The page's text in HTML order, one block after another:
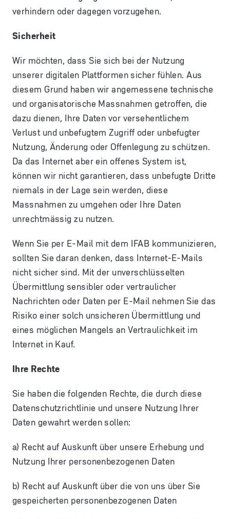
verhindern oder dagegen vorzugehen.
Sicherheit
Wir möchten, dass Sie sich bei der Nutzung
unserer digitalen Plattformen sicher fühlen. Aus
diesem Grund haben wir angemessene technische
und organisatorische Massnahmen getroffen, die
dazu dienen, Ihre Daten vor versehentlichem
Verlust und unbefugtem Zugriff oder unbefugter
Nutzung, Änderung oder Offenlegung zu schützen.
Da das Internet aber ein offenes System ist,
können wir nicht garantieren, dass unbefugte Dritte
niemals in der Lage sein werden, diese
Massnahmen zu umgehen oder Ihre Daten
unrechtmässig zu nutzen.
Wenn Sie per E-Mail mit dem IFAB kommunizieren,
sollten Sie daran denken, dass Internet-E-Mails
nicht sicher sind. Mit der unverschlüsselten
Übermittlung sensibler oder vertraulicher
Nachrichten oder Daten per E-Mail nehmen Sie das
Risiko einer solch unsicheren Übermittlung und
eines möglichen Mangels an Vertraulichkeit im
Internet in Kauf.
Ihre Rechte
Sie haben die folgenden Rechte, die durch diese
Datenschutzrichtlinie und unsere Nutzung Ihrer
Daten gewahrt werden sollen:
a) Recht auf Auskunft über unsere Erhebung und
Nutzung Ihrer personenbezogenen Daten
b) Recht auf Auskunft über die von uns über Sie
gespeicherten personenbezogenen Daten